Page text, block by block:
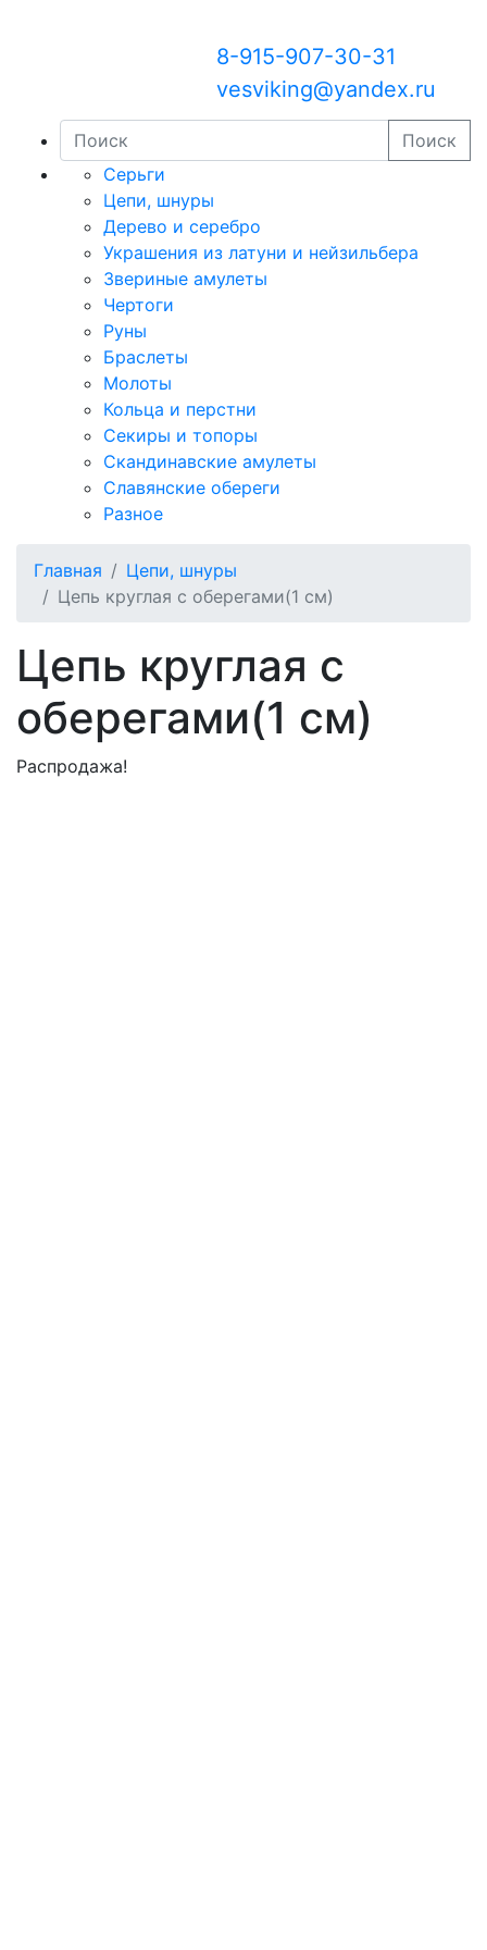
8-915-907-30-31
vesviking@yandex.ru
Поиск
Серьги
Цепи, шнуры
Дерево и серебро
Украшения из латуни и нейзильбера
Звериные амулеты
Чертоги
Руны
Браслеты
Молоты
Кольца и перстни
Секиры и топоры
Скандинавские амулеты
Славянские обереги
Разное
Главная
Цепи, шнуры
Цепь круглая с оберегами(1 см)
Цепь круглая с
оберегами(1 см)
Распродажа!